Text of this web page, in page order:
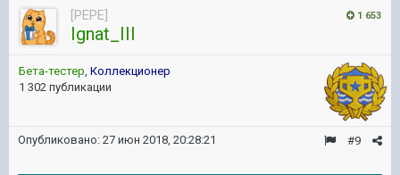
1 653
[PEPE]
Ignat_III
Бета-тестер, Коллекционер
1 302 публикации
#9
Опубликовано: 27 июн 2018, 20:28:21